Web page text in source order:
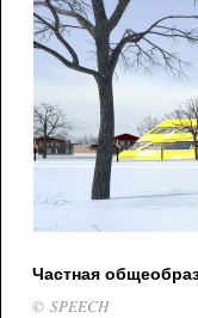
Частная
© SPEECH